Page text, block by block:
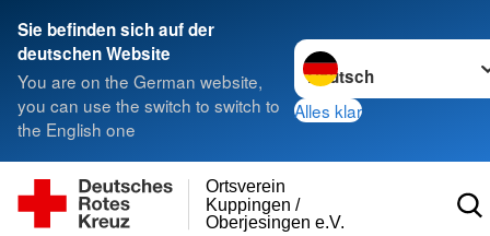
Sie befinden sich auf der
deutschen Website
You are on the German website,
you can use the switch to switch to
the English one
Sprache wechseln zu
Alles klar
Oberjesingen e.V.
Kuppingen /
Ortsverein